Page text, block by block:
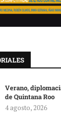
Verano,
de Quintana Roo
4 agosto, 2026